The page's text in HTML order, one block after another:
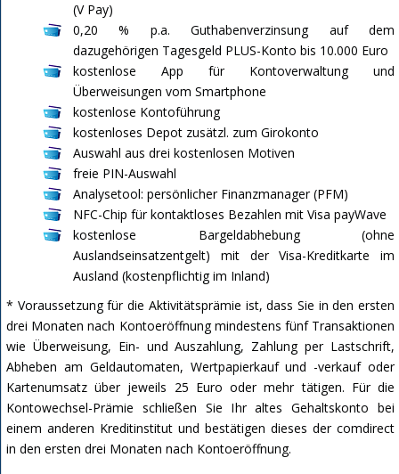
(V Pay)
0,20 % p.a. Guthabenverzinsung auf dem
dazugehörigen Tagesgeld PLUS-Konto bis 10.000 Euro
kostenlose App für Kontoverwaltung und
Überweisungen vom Smartphone
kostenlose Kontoführung
kostenloses Depot zusätzl. zum Girokonto
Auswahl aus drei kostenlosen Motiven
freie PIN-Auswahl
Analysetool: persönlicher Finanzmanager (PFM)
NFC-Chip für kontaktloses Bezahlen mit Visa payWave
kostenlose Bargeldabhebung (ohne
Auslandseinsatzentgelt) mit der Visa-Kreditkarte im
Ausland (kostenpflichtig im Inland)
* Voraussetzung für die Aktivitätsprämie ist, dass Sie in den ersten
drei Monaten nach Kontoeröffnung mindestens fünf Transaktionen
wie Überweisung, Ein- und Auszahlung, Zahlung per Lastschrift,
Abheben am Geldautomaten, Wertpapierkauf und -verkauf oder
Kartenumsatz über jeweils 25 Euro oder mehr tätigen. Für die
Kontowechsel-Prämie schließen Sie Ihr altes Gehaltskonto bei
einem anderen Kreditinstitut und bestätigen dieses der comdirect
in den ersten drei Monaten nach Kontoeröffnung.